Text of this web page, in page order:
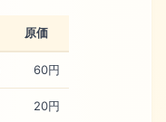
原価
60円
20円